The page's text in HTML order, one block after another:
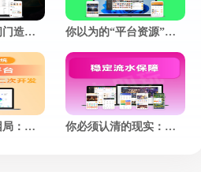
游戏开发不是闭门造梦，市场反馈才是最好的“策划师” 你以为的“平台资源”，不过是另一个韭菜的“二手转卖”
高端玩家流失困局：当“顶流”成为平台的“嫁衣” 你必须认清的现实：世界不会为你停下，但你可以选择如何奔跑